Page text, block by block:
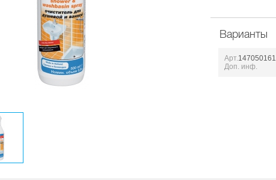
Варианты
Арт.147050161
Доп. инф.